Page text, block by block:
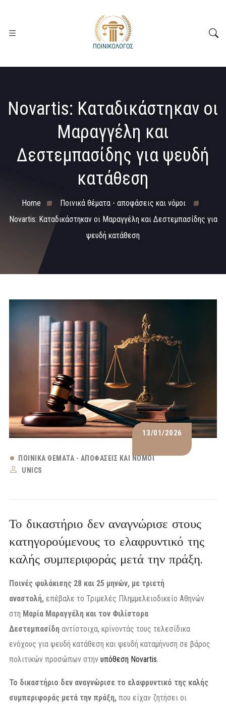
Novartis: Καταδικάστηκαν οι
Μαραγγέλη και
Δεστεμπασίδης για ψευδή
κατάθεση
Home
Ποινικά θέματα - αποφάσεις και νόμοι
Novartis: Καταδικάστηκαν οι Μαραγγέλη και Δεστεμπασίδης για
ψευδή κατάθεση
13/01/2026
ΠΟΙΝΙΚΆ ΘΈΜΑΤΑ - ΑΠΟΦΆΣΕΙΣ ΚΑΙ ΝΌΜΟΙ
UNICS
Το δικαστήριο δεν αναγνώρισε στους
κατηγορούμενους το ελαφρυντικό της
καλής συμπεριφοράς μετά την πράξη.
Ποινές φυλάκισης 28 και 25 μηνών, με τριετή
αναστολή, επέβαλε το Τριμελές Πλημμελειοδικείο Αθηνών
στη Μαρία Μαραγγέλη και τον Φιλίστορα
Δεστεμπασίδη αντίστοιχα, κρίνοντάς τους τελεσίδικα
ενόχους για ψευδή κατάθεση και ψευδή καταμήνυση σε βάρος
πολιτικών προσώπων στην υπόθεση Novartis.
Το δικαστήριο δεν αναγνώρισε το ελαφρυντικό της καλής
συμπεριφοράς μετά την πράξη, που είχαν ζητήσει οι